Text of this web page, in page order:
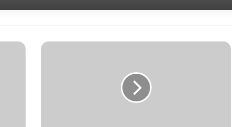
نائب
استعدادات